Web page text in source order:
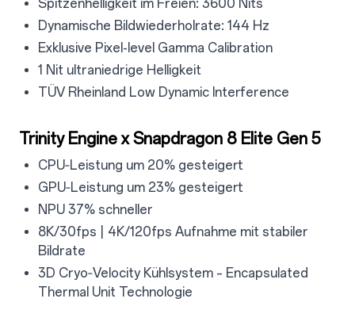
Spitzenhelligkeit im Freien: 3600 Nits
4.1.3
Dynamische Bildwiederholrate: 144 Hz
4.14
Exklusive Pixel-level Gamma Calibration
4.15
1 Nit ultraniedrige Helligkeit
4.1.6
TÜV Rheinland Low Dynamic Interference
4.2
Trinity Engine x Snapdragon 8 Elite Gen 5
4.2.1
CPU‑Leistung um 20% gesteigert
4.2.2
GPU‑Leistung um 23% gesteigert
4.2.3
NPU 37% schneller
4.2.4
8K/30fps | 4K/120fps Aufnahme mit stabiler
Bildrate
4.2.5
3D Cryo‑Velocity Kühlsystem – Encapsulated
Thermal Unit Technologie